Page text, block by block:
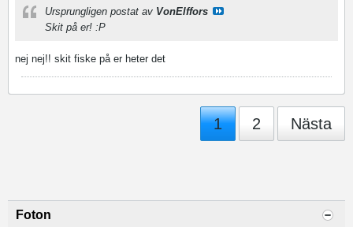
Ursprungligen postat av VonElffors
Skit på er! :P
nej nej!! skit fiske på er heter det
1 2 Nästa
Foton